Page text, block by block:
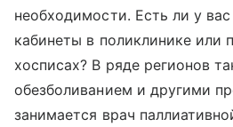
необходимости. Есть ли у
кабинеты в поликлинике или
хосписах? В ряде регионов
обезболиванием и другими
занимается врач